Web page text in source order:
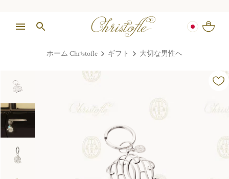
ホーム Christofle ギフト 大切な男性へ